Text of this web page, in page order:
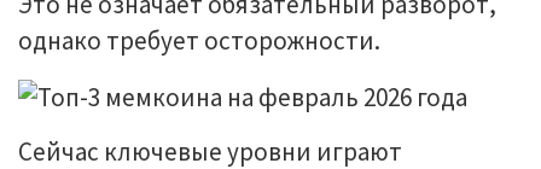
однако требует осторожности.
Сейчас ключевые уровни играют